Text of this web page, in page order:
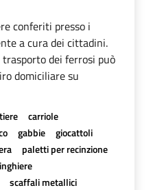
conferiti presso i
a cura dei cittadini.
dei ferrosi può
domiciliare su
carriole
gabbie
giocattoli
paletti per recinzione
scaffali metallici